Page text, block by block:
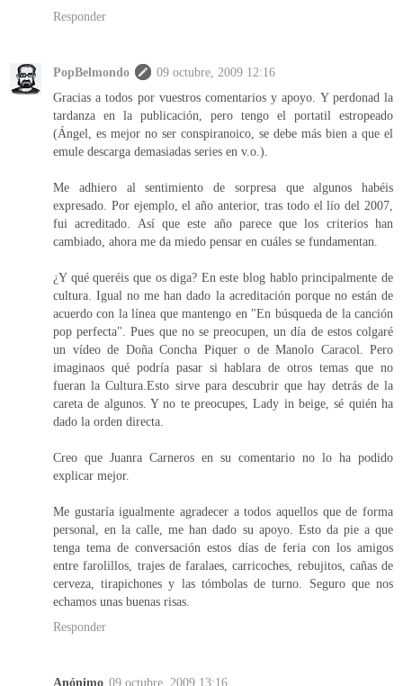
Responder
PopBelmondo
09 octubre, 2009 12:16
Gracias a todos por vuestros comentarios y apoyo. Y perdonad la
tardanza en la publicación, pero tengo el portatil estropeado
(Ángel, es mejor no ser conspiranoico, se debe más bien a que el
emule descarga demasiadas series en v.o.).
Me adhiero al sentimiento de sorpresa que algunos habéis
expresado. Por ejemplo, el año anterior, tras todo el lío del 2007,
fui acreditado. Así que este año parece que los criterios han
cambiado, ahora me da miedo pensar en cuáles se fundamentan.
¿Y qué queréis que os diga? En este blog hablo principalmente de
cultura. Igual no me han dado la acreditación porque no están de
acuerdo con la línea que mantengo en "En búsqueda de la canción
pop perfecta". Pues que no se preocupen, un día de estos colgaré
un vídeo de Doña Concha Piquer o de Manolo Caracol. Pero
imaginaos qué podría pasar si hablara de otros temas que no
fueran la Cultura.Esto sirve para descubrir que hay detrás de la
careta de algunos. Y no te preocupes, Lady in beige, sé quién ha
dado la orden directa.
Creo que Juanra Carneros en su comentario no lo ha podido
explicar mejor.
Me gustaría igualmente agradecer a todos aquellos que de forma
personal, en la calle, me han dado su apoyo. Esto da pie a que
tenga tema de conversación estos días de feria con los amigos
entre farolillos, trajes de faralaes, carricoches, rebujitos, cañas de
cerveza, tirapichones y las tómbolas de turno. Seguro que nos
echamos unas buenas risas.
Responder
Anónimo 09 octubre, 2009 13:16